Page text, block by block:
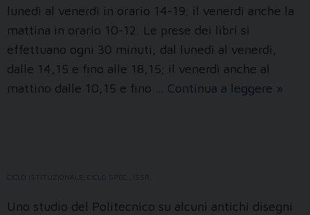
lunedì al venerdì in orario 14-19; il venerdì anche la
mattina in orario 10-12. Le prese dei libri si
effettuano ogni 30 minuti, dal lunedì al venerdì,
dalle 14,15 e fino alle 18,15; il venerdì anche al
mattino dalle 10,15 e fino … Continua a leggere Ecco
»
CICLO ISTITUZIONALE
Uno studio del Politecnico su alcuni antichi disegni